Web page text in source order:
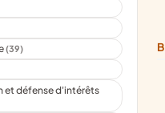
(39)
et défense d'intérêts